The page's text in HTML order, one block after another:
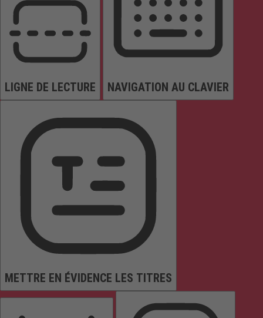
LIGNE DE LECTURE NAVIGATION AU CLAVIER
METTRE EN ÉVIDENCE LES TITRES